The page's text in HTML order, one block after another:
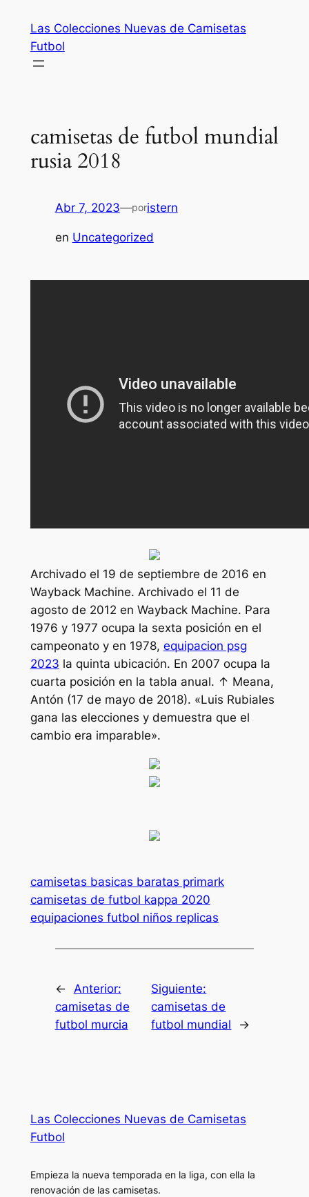
contenido
Las Colecciones Nuevas de Camisetas
Futbol
camisetas de futbol mundial
rusia 2018
Abr 7, 2023—poristern
en Uncategorized
Archivado el 19 de septiembre de 2016 en
Wayback Machine. Archivado el 11 de
agosto de 2012 en Wayback Machine. Para
1976 y 1977 ocupa la sexta posición en el
campeonato y en 1978, equipacion psg
2023 la quinta ubicación. En 2007 ocupa la
cuarta posición en la tabla anual. ↑ Meana,
Antón (17 de mayo de 2018). «Luis Rubiales
gana las elecciones y demuestra que el
cambio era imparable».
camisetas basicas baratas primark
camisetas de futbol kappa 2020
equipaciones futbol niños replicas
← Anterior:
camisetas de
futbol murcia
Siguiente:
camisetas de
futbol mundial
→
Las Colecciones Nuevas de Camisetas
Futbol
Empieza la nueva temporada en la liga, con ella la
renovación de las camisetas.